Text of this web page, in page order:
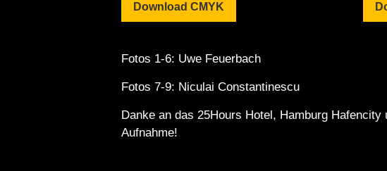
Download CMYK
Fotos 1-6: Uwe Feuerbach
Fotos 7-9: Niculai Constantinescu
Danke an das 25Hours Hotel, Hamburg
Aufnahme!